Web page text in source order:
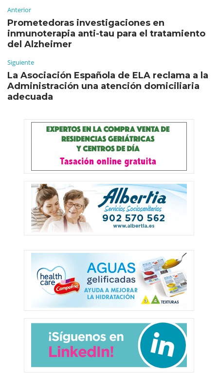
Anterior
Prometedoras investigaciones en
inmunoterapia anti-tau para el tratamiento
del Alzheimer
Siguiente
La Asociación Española de ELA reclama a la
Administración una atención domiciliaria
adecuada